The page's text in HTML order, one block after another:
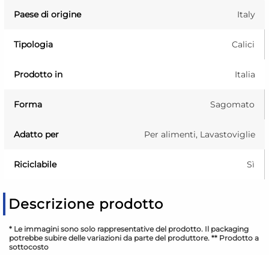
Paese di origine Italy
Tipologia Calici
Prodotto in Italia
Forma Sagomato
Adatto per Per alimenti, Lavastoviglie
Riciclabile Sì
Descrizione prodotto
* Le immagini sono solo rappresentative del prodotto. Il packaging
potrebbe subire delle variazioni da parte del produttore. ** Prodotto a
sottocosto